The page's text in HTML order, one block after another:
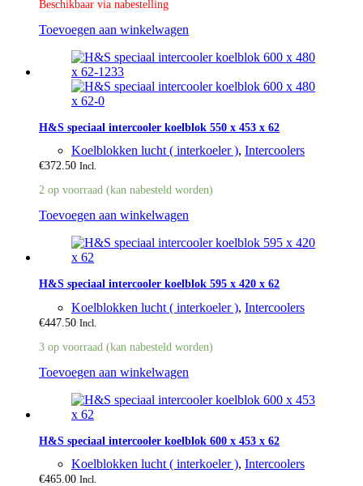
Beschikbaar via nabestelling
Toevoegen aan winkelwagen
H&S speciaal intercooler koelblok 550 x 453 x 62
Koelblokken lucht ( interkoeler ), Intercoolers
€372.50 Incl.
2 op voorraad (kan nabesteld worden)
Toevoegen aan winkelwagen
H&S speciaal intercooler koelblok 595 x 420 x 62
Koelblokken lucht ( interkoeler ), Intercoolers
€447.50 Incl.
3 op voorraad (kan nabesteld worden)
Toevoegen aan winkelwagen
H&S speciaal intercooler koelblok 600 x 453 x 62
Koelblokken lucht ( interkoeler ), Intercoolers
€465.00 Incl.